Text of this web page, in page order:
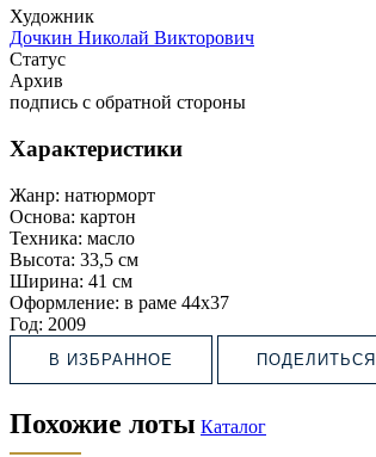
Художник
Дочкин Николай Викторович
Статус
Архив
подпись с обратной стороны
Характеристики
Жанр: натюрморт
Основа: картон
Техника: масло
Высота: 33,5 см
Ширина: 41 см
Оформление: в раме 44х37
Год: 2009
В ИЗБРАННОЕ ПОДЕЛИТЬСЯ
Похожие лоты Каталог